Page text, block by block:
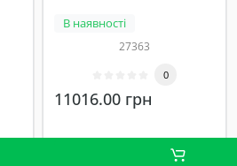
В наявності
27363
0
11016.00 грн